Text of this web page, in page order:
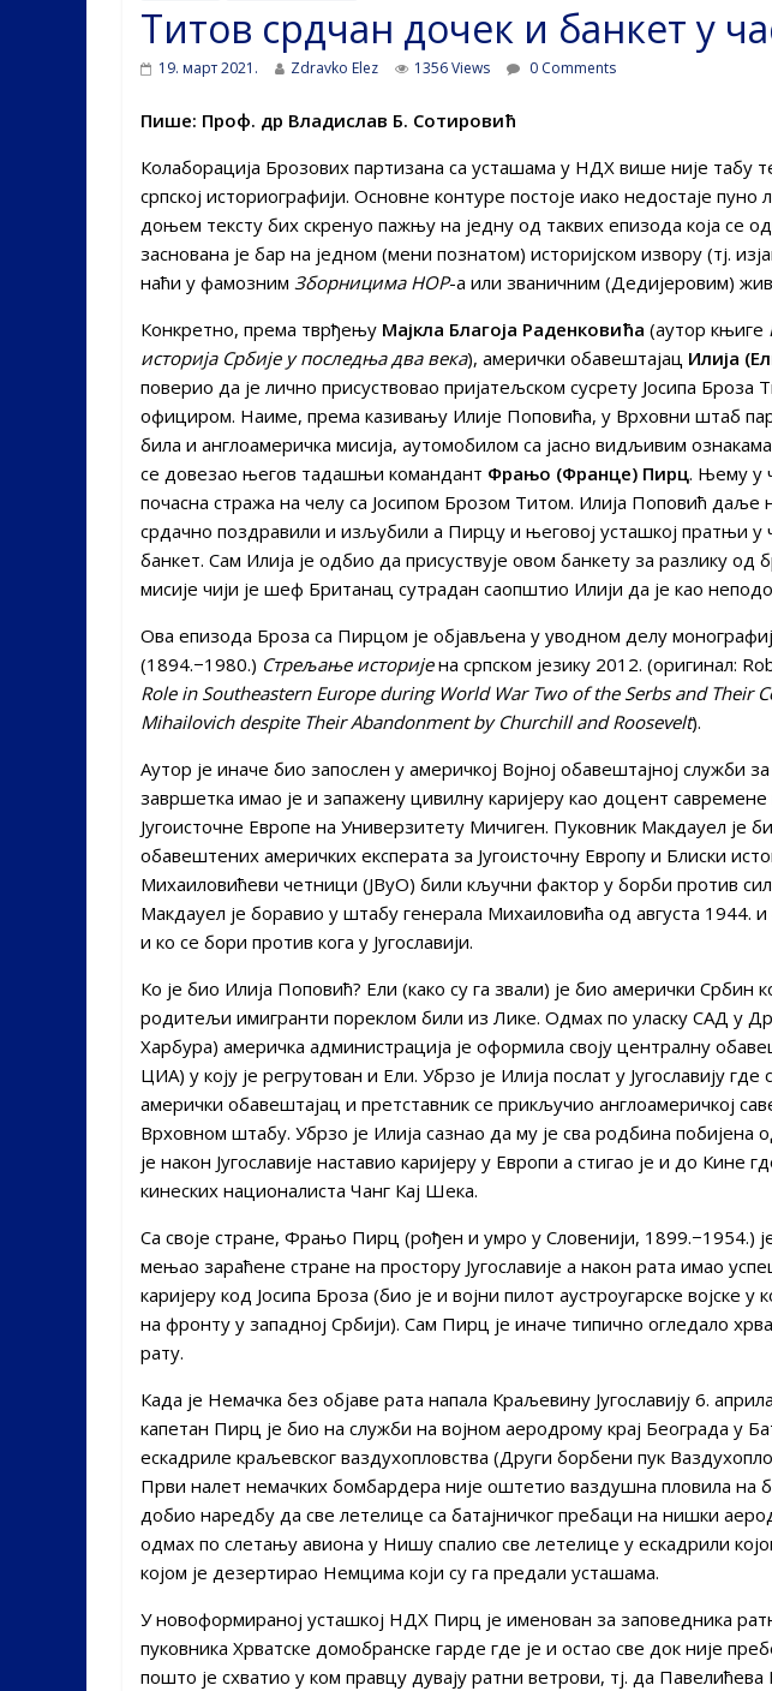
Титов срдчан дочек и банкет у
19. март 2021. Zdravko Elez 1356 Views 0 Comments
Пише: Проф. др Владислав Б. Сотировић
Колаборација Брозових партизана са усташама у НДХ више није табу
српској историографији. Основне контуре постоје иако недостаје
доњем тексту бих скренуо пажњу на једну од таквих епизода која се
заснована је бар на једном (мени познатом) историјском извору (тј.
наћи у фамозним Зборницима НОР-а или званичним (Дедијеровим)
Конкретно, према тврђењу Мајкла Благоја Раденковића (аутор књиге
историја Србије у последња два века), амерички обавештајац Илија
поверио да је лично присуствовао пријатељском сусрету Јосипа Броза
официром. Наиме, према казивању Илије Поповића, у Врховни штаб
била и англоамеричка мисија, аутомобилом са јасно видљивим
се довезао његов тадашњи командант Фрањо (Франце) Пирц. Њему у
почасна стража на челу са Јосипом Брозом Титом. Илија Поповић
срдачно поздравили и изљубили а Пирцу и његовој усташкој пратњи у
банкет. Сам Илија је одбио да присуствује овом банкету за разлику од
мисије чији је шеф Британац сутрадан саопштио Илији да је као
Ова епизода Броза са Пирцом је објављена у уводном делу
(1894.−1980.) Стрељање историјена српском језику 2012. (оригинал:
Role in Southeastern Europe during World War Two of the Serbs and Their
Mihailovich despite Their Abandonment by Churchill and Roosevelt).
Аутор је иначе био запослен у америчкој Војној обавештајној служби
завршетка имао је и запажену цивилну каријеру као доцент савремене
Југоисточне Европе на Универзитету Мичиген. Пуковник Макдауел је
обавештених америчких експерата за Југоисточну Европу и Блиски
Михаиловићеви четници (ЈВуО) били кључни фактор у борби против
Макдауел је боравио у штабу генерала Михаиловића од августа 1944.
и ко се бори против кога у Југославији.
Ко је био Илија Поповић? Ели (како су га звали) је био амерички Србин
родитељи имигранти пореклом били из Лике. Одмах по уласку САД у
Харбура) америчка администрација је оформила своју централну
ЦИА) у коју је регрутован и Ели. Убрзо је Илија послат у Југославију
амерички обавештајац и претставник се прикључио англоамеричкој
Врховном штабу. Убрзо је Илија сазнао да му је сва родбина побијена
је након Југославије наставио каријеру у Европи а стигао је и до Кине
кинеских националиста Чанг Кај Шека.
Са своје стране, Фрањо Пирц (рођен и умро у Словенији, 1899.−1954.) је
мењао зараћене стране на простору Југославије а након рата имао
каријеру код Јосипа Броза (био је и војни пилот аустроугарске војске у
на фронту у западној Србији). Сам Пирц је иначе типично огледало
рату.
Када је Немачка без објаве рата напала Краљевину Југославију 6.
капетан Пирц је био на служби на војном аеродрому крај Београда у
ескадриле краљевског ваздухопловства (Други борбени пук
Први налет немачких бомбардера није оштетио ваздушна пловила на
добио наредбу да све летелице са батајничког пребаци на нишки
одмах по слетању авиона у Нишу спалио све летелице у ескадрили
којом је дезертирао Немцима који су га предали усташама.
У новоформираној усташкој НДХ Пирц је именован за заповедника
пуковника Хрватске домобранске гарде где је и остао све док није
пошто је схватио у ком правцу дувају ратни ветрови, тј. да